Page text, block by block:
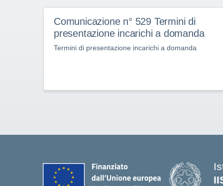
Comunicazione n° 529 Termini di
presentazione incarichi a domanda
Termini di presentazione incarichi a domanda